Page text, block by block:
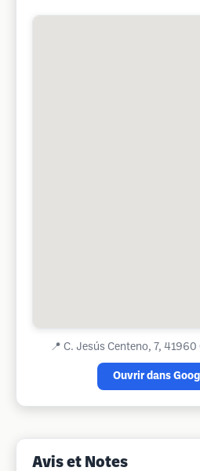
📍 C. Jesús Centeno, 7,
Ouvrir dans
Avis et Notes